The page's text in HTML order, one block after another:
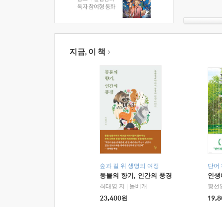
지금, 이 책
숲과 길 위 생명의 여정
동물의 향기, 인간의 풍경
최태영 저
돌베개
23,400원
단어
인
황선